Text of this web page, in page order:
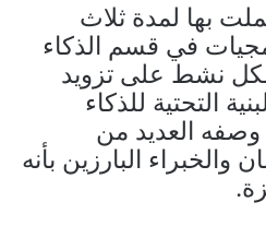
بها لمدة ثلاث
في قسم الذكاء
نشط على تزويد
التحتية للذكاء
وصفه العديد من
البارزين بأنه